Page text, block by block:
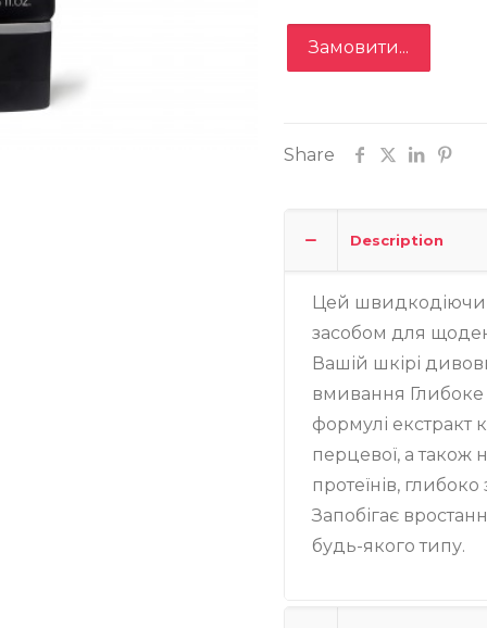
Замовити...
Share
Description
Цей
засобом для
Вашій шкірі
вмивання
формулі екстракт
перцевої, а також
протеїнів,
Запобігає
будь-якого типу.